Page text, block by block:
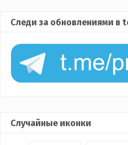
Следи за обновлениями в
Случайные иконки